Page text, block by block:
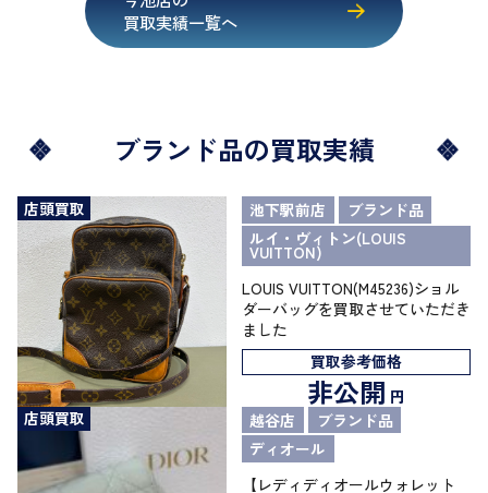
買取実績一覧へ
ブランド品の買取実績
店頭買取 池下駅前店
ブランド品
ルイ・ヴィトン(LOUIS
VUITTON)
LOUIS VUITTON(M45236)ショル
ダーバッグを買取させていただき
ました
買取参考価格
非公開 円
店頭買取
越谷店
ブランド品
ディオール
【レディディオールウォレット